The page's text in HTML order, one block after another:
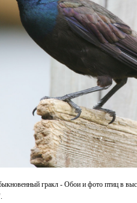
гракл - Обои и фото птиц в